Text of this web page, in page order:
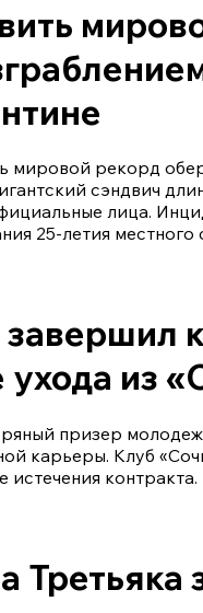
мировой рекорд
сэндвич
лица.
25-летия местного
ухода из
призер
карьеры. Клуб
истечения контракта.
Третьяка